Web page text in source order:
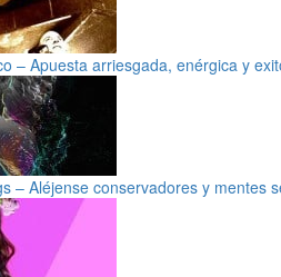
– Apuesta arriesgada, enérgica y
– Aléjense conservadores y mentes